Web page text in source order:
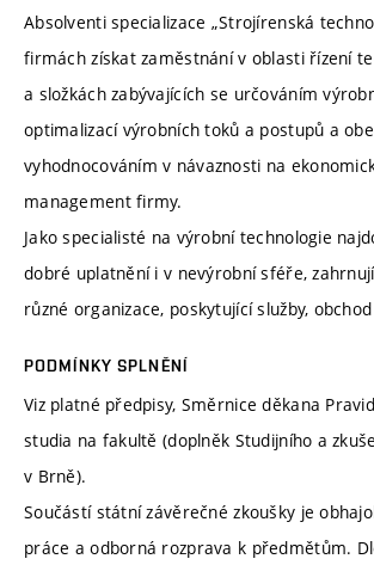
Absolventi specializace „Strojírenská
firmách získat zaměstnání v oblasti řízení
a složkách zabývajících se určováním
optimalizací výrobních toků a postupů a
vyhodnocováním v návaznosti na
management firmy.
Jako specialisté na výrobní technologie
dobré uplatnění i v nevýrobní sféře,
různé organizace, poskytující služby,
PODMÍNKY SPLNĚNÍ
Viz platné předpisy, Směrnice děkana
studia na fakultě (doplněk Studijního a
v Brně).
Součástí státní závěrečné zkoušky je
práce a odborná rozprava k předmětům.